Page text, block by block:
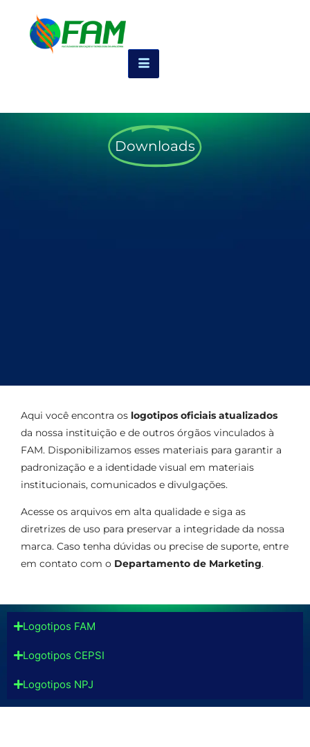
Downloads
Aqui você encontra os logotipos oficiais atualizados
da nossa instituição e de outros órgãos vinculados à
FAM. Disponibilizamos esses materiais para garantir a
padronização e a identidade visual em materiais
institucionais, comunicados e divulgações.
Acesse os arquivos em alta qualidade e siga as
diretrizes de uso para preservar a integridade da nossa
marca. Caso tenha dúvidas ou precise de suporte, entre
em contato com o Departamento de Marketing.
Logotipos FAM
Logotipos CEPSI
Logotipos NPJ